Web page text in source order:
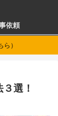
依頼
）
選！